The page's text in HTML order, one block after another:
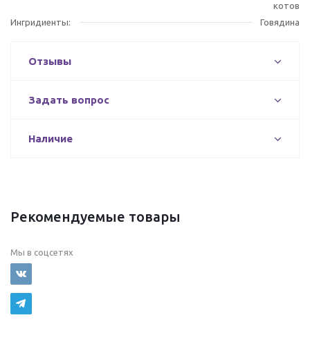
котов
Ингридиенты:
Говядина
Отзывы
Задать вопрос
Наличие
Рекомендуемые товары
Мы в соцсетях